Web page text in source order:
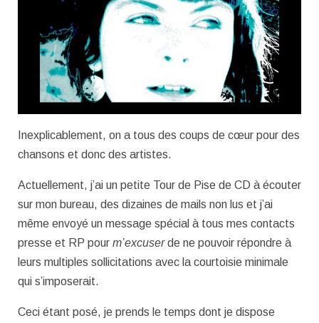
Inexplicablement, on a tous des coups de cœur pour des
chansons et donc des artistes.
Actuellement, j’ai un petite Tour de Pise de CD à écouter
sur mon bureau, des dizaines de mails non lus et j’ai
même envoyé un message spécial à tous mes contacts
presse et RP pour m’excuserde ne pouvoir répondre à
leurs multiples sollicitations avec la courtoisie minimale
qui s’imposerait.
Ceci étant posé, je prends le temps dont je dispose